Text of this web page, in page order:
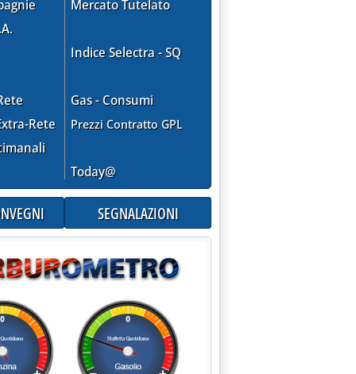
Rete
Mercato Tutelato
Indice Selectra - SQ
Gas - Consumi
Prezzi Contratto GPL
Today@
SEGNALAZIONI